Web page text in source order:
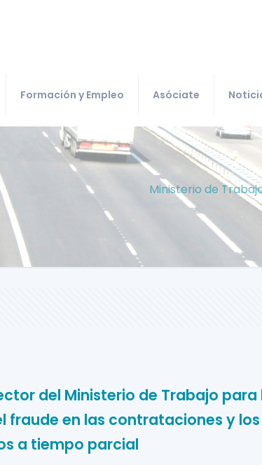
Formación y Empleo Asóciate
Ministerio de
del Ministerio de Trabajo para
fraude en las contrataciones y
a tiempo parcial